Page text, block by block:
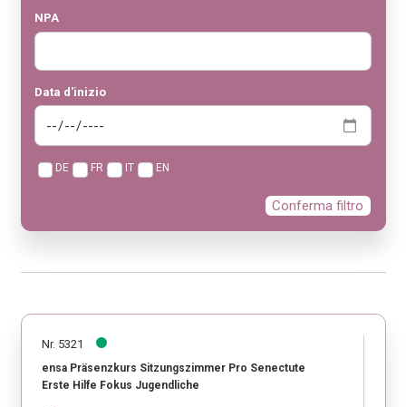
NPA
Data d'inizio
DE FR IT EN
Conferma filtro
Nr. 5321
ensa Präsenzkurs Sitzungszimmer Pro Senectute
Erste Hilfe Fokus Jugendliche